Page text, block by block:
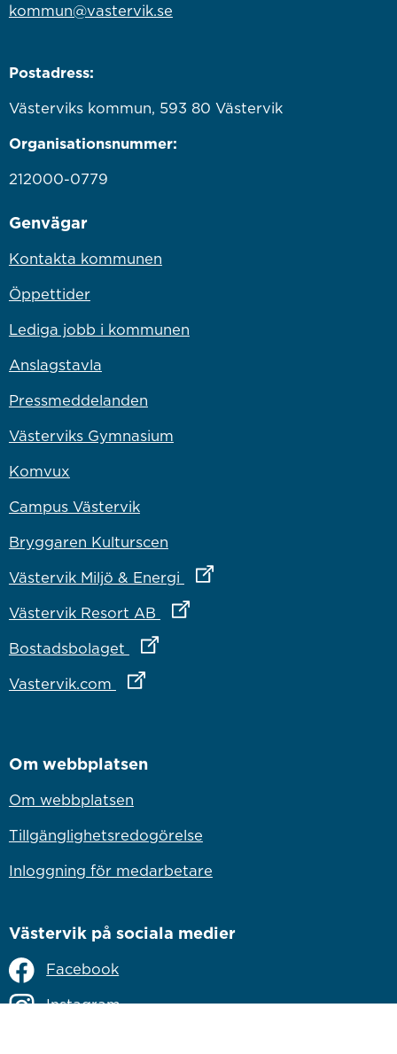
kommun@vastervik.se
Postadress:
Västerviks kommun, 593 80 Västervik
Organisationsnummer:
212000-0779
Genvägar
Kontakta kommunen
Öppettider
Lediga jobb i kommunen
Anslagstavla
Pressmeddelanden
Västerviks Gymnasium
Komvux
Campus Västervik
Bryggaren Kulturscen
Västervik Miljö & Energi
Länk till annan webbplats
Västervik Resort AB Länk till annan webbplats
Bostadsbolaget Länk till annan webbplats
Vastervik.com Länk till annan webbplats
Om webbplatsen
Om webbplatsen
Tillgänglighetsredogörelse
Inloggning för medarbetare
Västervik på sociala medier
Facebook
Instagram